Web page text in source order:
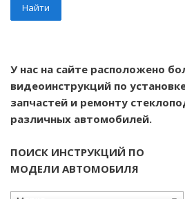
Найти
У нас на сайте расположено
видеоинструкций по
запчастей и ремонту
различных автомобилей.
ПОИСК ИНСТРУКЦИЙ ПО
МОДЕЛИ АВТОМОБИЛЯ